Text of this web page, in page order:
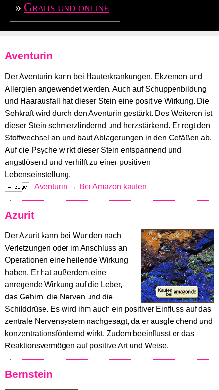
» Gratis und online
Aventurin
Der Aventurin kann bei Hauterkrankungen, Ekzemen und
Allergien angewendet werden. Auch auf Schuppenbildung
und Haarausfall hat dieser Stein eine positive Wirkung. Die
Sehkraft wird durch den Aventurin gestärkt. Des Weiteren ist
dieser Stein schmerzlindernd und herzstärkend. Er regt den
Stoffwechsel an und baut Ablagerungen in den Gefäßen ab.
Auf die Psyche wirkt dieser Stein entspannend und
angstlösend und verhilft zu einer positiven
Lebenseinstellung.
Aventurin → Bei Amazon kaufen
Azurit
Der Azurit kann bei Wunden nach
Verletzungen oder im Anschluss an
Operationen eine heilende Wirkung
haben. Er hat außerdem eine
anregende Wirkung auf die Leber,
das Gehirn, die Nerven und die
Schilddrüse. Es wird ihm auch ein positiver Einfluss auf das
zentrale Nervensystem nachgesagt, da er ausgleichend und
konzentrationsfördernd wirkt. Zudem beeinflusst er das
Reaktionsvermögen auf positive Art und Weise.
Bernstein